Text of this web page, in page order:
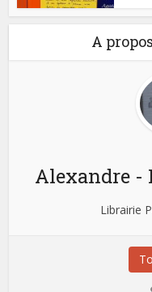
A
Alexandre -
Librairie